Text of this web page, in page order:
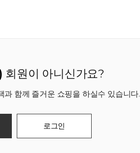
회원이 아니신가요?
과 함께 즐거운 쇼핑을 하실수 있습니다.
로그인